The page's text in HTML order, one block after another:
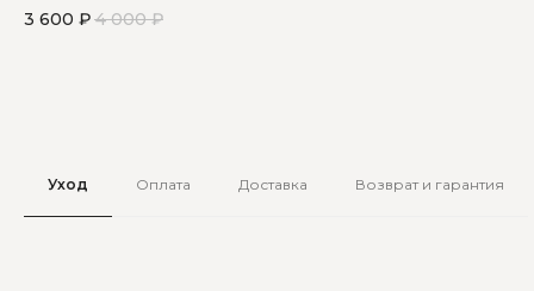
3 600 ₽ 4 000 ₽
Уход Оплата Доставка Возврат и гарантия